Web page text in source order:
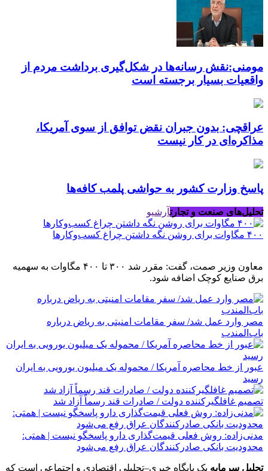
مومنی:نقش رسانه‌ها در شکل‌گیری برداشت مردم از
واقعیات بسیار برجسته است
عراقچی: بدون جبران نقض توافق از سوی آمریکا،
مذاکره‌ای در کار نیست
پاسخ وزارت کشور به حواشی پلمب کافه‌ها
تحلیل‌های صنعت و تجارتآرشیو
۴۰۰ مگاوات برای روشن نگه داشتن چراغ کسب‌وکار‌ها
معاون وزیر صمت، گفت: مقرر شد ۳۰۰ تا ۴۰۰ مگاوات به سهمیه
برق صنایع کوچک اضافه شود.
مصر وارد عمل شد/ سفر مقامات امنیتی به ریاض درباره
باب‌المندب
عبور از خط محاصره آمریکا / محموله یک میلیون یورویی به ایران
رسید
تصمیم غافلگیرکننده دولت / صادرات قند رسماً آزاد شد
مدنی‌زاده: روش فعلی قیمت‌گذاری دارو پاسخگو نیست | همتی:
محدودیت بانکی صادرکنندگان عراق رفع می‌شود
تحلیل سرمایه یک پایگاه خبری–تحلیلی اقتصادی و اجتماعی است که